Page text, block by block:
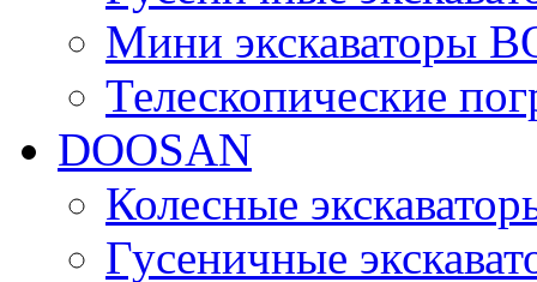
Мини экскаваторы
Телескопические
DOOSAN
Колесные
Гусеничные